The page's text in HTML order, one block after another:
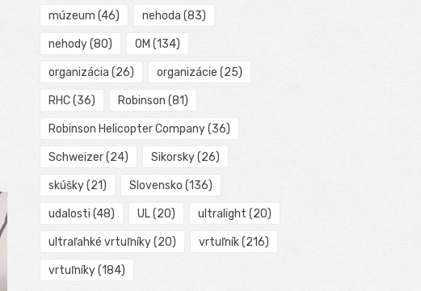
múzeum (46) nehoda (83)
nehody(80) OM (134)
organizácia (26) organizácie (25)
RHC(36) Robinson (81)
Robinson Helicopter Company(36)
Schweizer(24) Sikorsky(26)
skúšky(21) Slovensko (136)
udalosti (48) UL(20) ultralight (20)
ultraľahké vrtuľníky(20) vrtuľník(216)
vrtuľníky(184)